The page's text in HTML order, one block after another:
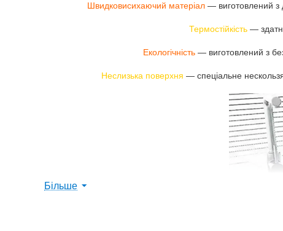
Швидковисихаючий матеріал— виготовлений з
Термостійкість —
Екологічність— виготовлений з
Неслизька поверхня — спеціальне
Більше